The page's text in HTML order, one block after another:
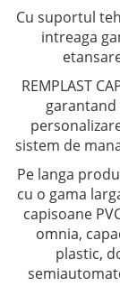
Cu suportul
intreaga
REMPLAST
garantand
sistem de
Pe langa
cu o gama
capisoane
omnia,
plastic,